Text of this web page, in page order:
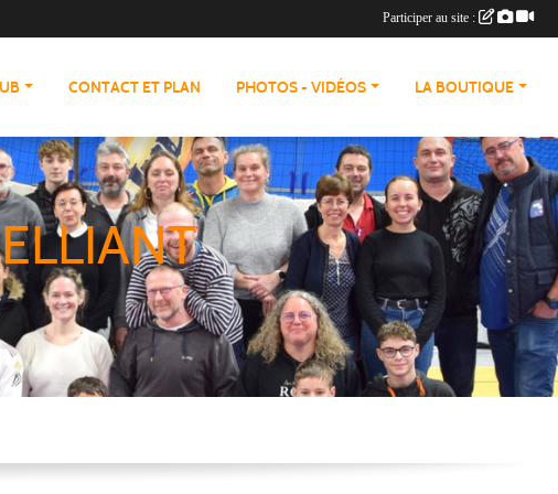
CONTACT ET PLAN PHOTOS - VIDÉOS LA BOUTIQUE
Participer au site :